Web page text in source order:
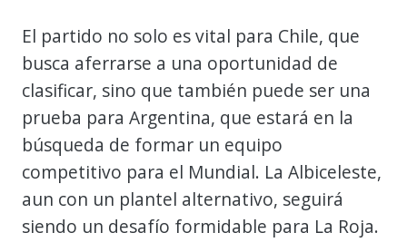
El partido no solo es vital para Chile, que
busca aferrarse a una oportunidad de
clasificar, sino que también puede ser una
prueba para Argentina, que estará en la
búsqueda de formar un equipo
competitivo para el Mundial. La Albiceleste,
aun con un plantel alternativo, seguirá
siendo un desafío formidable para La Roja.